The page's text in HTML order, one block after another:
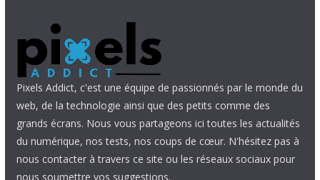
Pixels Addict, c'est une équipe de passionnés par le monde du
web, de la technologie ainsi que des petits comme des
grands écrans. Nous vous partageons ici toutes les actualités
du numérique, nos tests, nos coups de cœur. N'hésitez pas à
nous contacter à travers ce site ou les réseaux sociaux pour
nous soumettre vos suggestions.